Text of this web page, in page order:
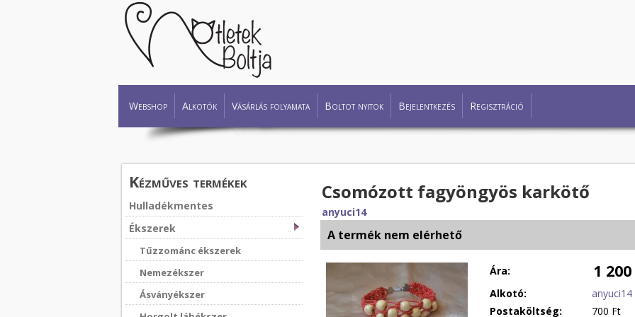
Webshop Alkotók Vásárlás folyamata Boltot nyitok Bejelentkezés Regisztráció
Kézműves termékek
Hulladékmentes
Ékszerek
Tűzzománc ékszerek
Nemezékszer
Ásványékszer
Csomózott fagyöngyös karkötő
anyuci14
A termék nem elérhető
Ára: 1 200
Alkotó:
anyuci14
Postaköltség:
700 Ft